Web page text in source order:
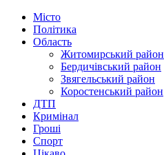
Місто
Політика
Область
Житомирський район
Бердичівський район
Звягельський район
Коростенський район
ДТП
Кримінал
Гроші
Спорт